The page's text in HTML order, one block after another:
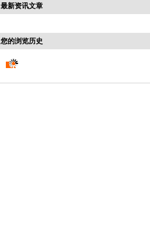
最新资讯文章
您的浏览历史